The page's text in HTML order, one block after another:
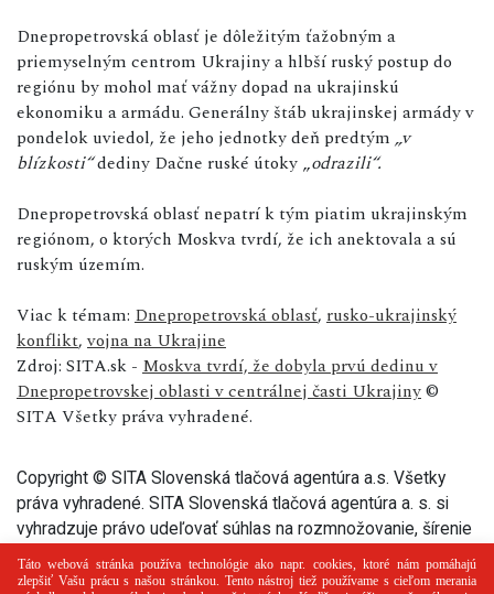
Dnepropetrovská oblasť je dôležitým ťažobným a
priemyselným centrom Ukrajiny a hlbší ruský postup do
regiónu by mohol mať vážny dopad na ukrajinskú
ekonomiku a armádu. Generálny štáb ukrajinskej armády v
pondelok uviedol, že jeho jednotky deň predtým „v
blízkosti“dediny Dačne ruské útoky „odrazili“.
Dnepropetrovská oblasť nepatrí k tým piatim ukrajinským
regiónom, o ktorých Moskva tvrdí, že ich anektovala a sú
ruským územím.
Viac k témam: Dnepropetrovská oblasť, rusko-ukrajinský
konflikt,vojna na Ukrajine
Zdroj: SITA.sk - Moskva tvrdí, že dobyla prvú dedinu v
Dnepropetrovskej oblasti v centrálnej časti Ukrajiny©
SITA Všetky práva vyhradené.
Copyright © SITA Slovenská tlačová agentúra a.s. Všetky
práva vyhradené. SITA Slovenská tlačová agentúra a. s. si
vyhradzuje právo udeľovať súhlas na rozmnožovanie, šírenie